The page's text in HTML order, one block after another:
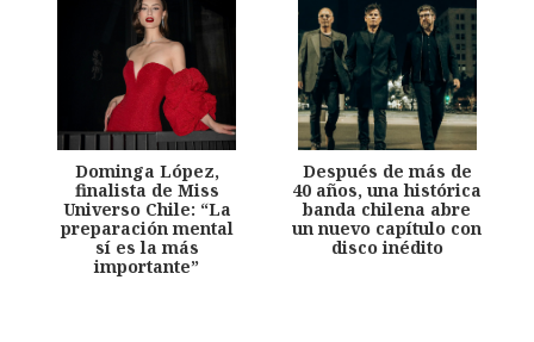
Dominga López,
finalista de Miss
Universo Chile: “La
preparación mental
sí es la más
importante”
Después de más de
40 años, una histórica
banda chilena abre
un nuevo capítulo con
disco inédito